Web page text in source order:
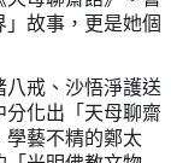
故事，更是她個
戒、沙悟淨護送
分化出「天母聊齋
學藝不精的鄭太